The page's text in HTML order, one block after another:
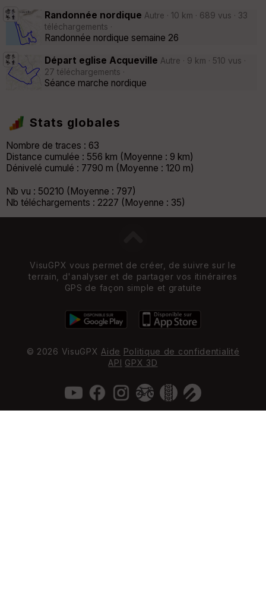
Randonnée nordique Autre · 10 km · 689 vus · 33
téléchargements ·
Randonnée nordique semaine 26
Départ eglise Acqueville Autre · 9 km · 510 vus ·
27 téléchargements ·
Séance marche nordique
Stats globales
Nombre de traces : 63
Distance cumulée : 556 km (Moyenne : 9 km)
Dénivelé cumulé : 7790 m (Moyenne : 120 m)
Nb vu : 50210 (Moyenne : 797)
Nb téléchargements : 2227 (Moyenne : 35)
VisuGPX vous permet de créer, de suivre sur le
terrain, d'analyser et de partager vos itinéraires
GPS de façon simple et gratuite
© 2026 VisuGPX Aide Politique de confidentialité
API GPX 3D